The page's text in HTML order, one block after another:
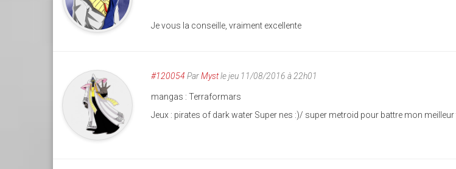
Je vous la conseille, vraiment excellente
#120054 ParMystle jeu 11/08/2016 à 22h01
mangas : Terraformars
Jeux : pirates of dark water Super nes :)/ super metroid pour battre mon